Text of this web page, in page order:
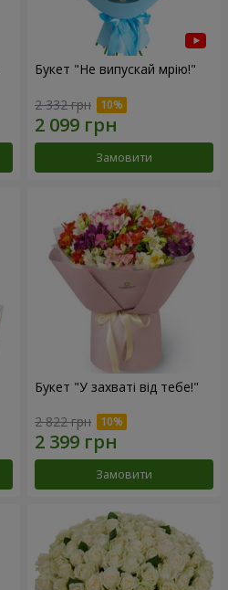
Букет "Не випускай мрію!"
2 332 грн
Замовити
Букет "У захваті від тебе!"
2 822 грн
Замовити